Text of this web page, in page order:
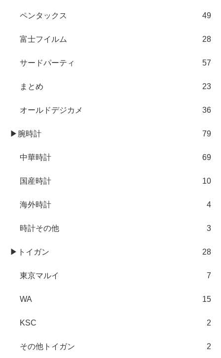
ペンタックス 49
富士フイルム 28
サードパーティ 57
まとめ 23
オールドデジカメ 36
▶腕時計 79
中華時計 69
国産時計 10
海外時計 4
時計その他 3
▶トイガン 28
東京マルイ 7
WA 15
KSC 2
その他トイガン 2